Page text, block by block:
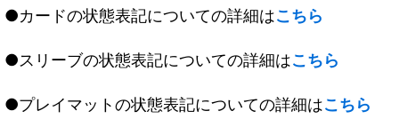
●カードの状態表記についての詳細はこちら
●スリーブの状態表記についての詳細はこちら
●プレイマットの状態表記についての詳細はこちら